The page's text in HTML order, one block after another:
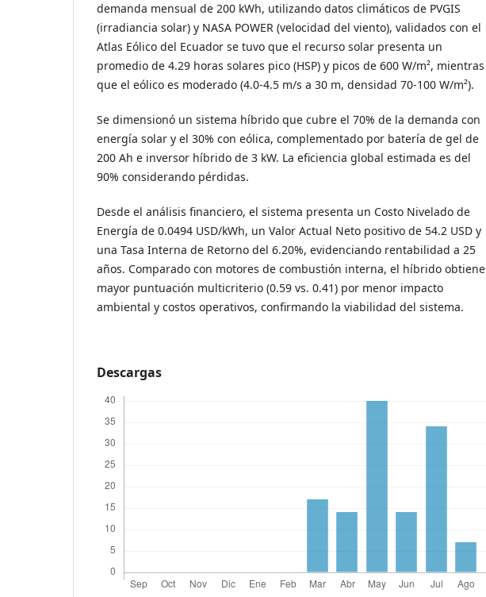
demanda mensual de 200 kWh, utilizando datos climáticos de PVGIS
(irradiancia solar) y NASA POWER (velocidad del viento), validados con el
Atlas Eólico del Ecuador se tuvo que el recurso solar presenta un
promedio de 4.29 horas solares pico (HSP) y picos de 600 W/m², mientras
que el eólico es moderado (4.0-4.5 m/s a 30 m, densidad 70-100 W/m²).
Se dimensionó un sistema híbrido que cubre el 70% de la demanda con
energía solar y el 30% con eólica, complementado por batería de gel de
200 Ah e inversor híbrido de 3 kW. La eficiencia global estimada es del
90% considerando pérdidas.
Desde el análisis financiero, el sistema presenta un Costo Nivelado de
Energía de 0.0494 USD/kWh, un Valor Actual Neto positivo de 54.2 USD y
una Tasa Interna de Retorno del 6.20%, evidenciando rentabilidad a 25
años. Comparado con motores de combustión interna, el híbrido obtiene
mayor puntuación multicriterio (0.59 vs. 0.41) por menor impacto
ambiental y costos operativos, confirmando la viabilidad del sistema.
Descargas